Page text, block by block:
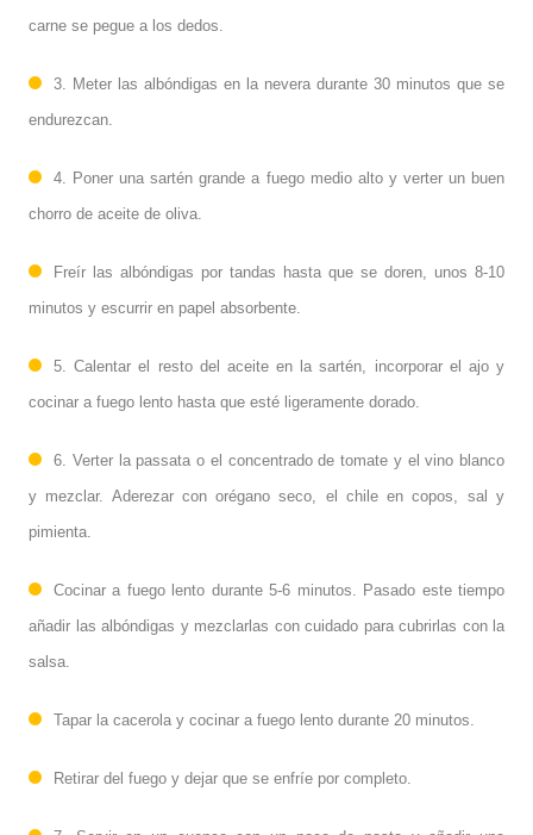
carne se pegue a los dedos.
3. Meter las albóndigas en la nevera durante 30 minutos que se
endurezcan.
4. Poner una sartén grande a fuego medio alto y verter un buen
chorro de aceite de oliva.
Freír las albóndigas por tandas hasta que se doren, unos 8-10
minutos y escurrir en papel absorbente.
5. Calentar el resto del aceite en la sartén, incorporar el ajo y
cocinar a fuego lento hasta que esté ligeramente dorado.
6. Verter la passata o el concentrado de tomate y el vino blanco
y mezclar. Aderezar con orégano seco, el chile en copos, sal y
pimienta.
Cocinar a fuego lento durante 5-6 minutos. Pasado este tiempo
añadir las albóndigas y mezclarlas con cuidado para cubrirlas con la
salsa.
Tapar la cacerola y cocinar a fuego lento durante 20 minutos.
Retirar del fuego y dejar que se enfríe por completo.